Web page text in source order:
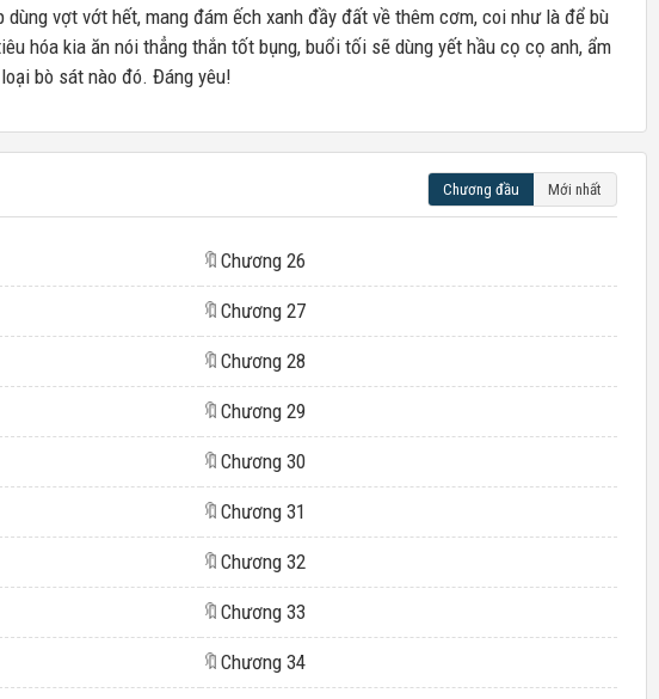
dùng vợt vớt hết, mang đám ếch xanh đầy đất về thêm cơm, coi như là để bù
hóa kia ăn nói thẳng thắn tốt bụng, buổi tối sẽ dùng yết hầu cọ cọ anh, ẩm
bò sát nào đó. Đáng yêu!
Chương đầu Mới nhất
🔖 Chương 26
🔖 Chương 27
🔖 Chương 28
🔖 Chương 29
🔖 Chương 30
🔖 Chương 31
🔖 Chương 32
🔖 Chương 33
🔖 Chương 34